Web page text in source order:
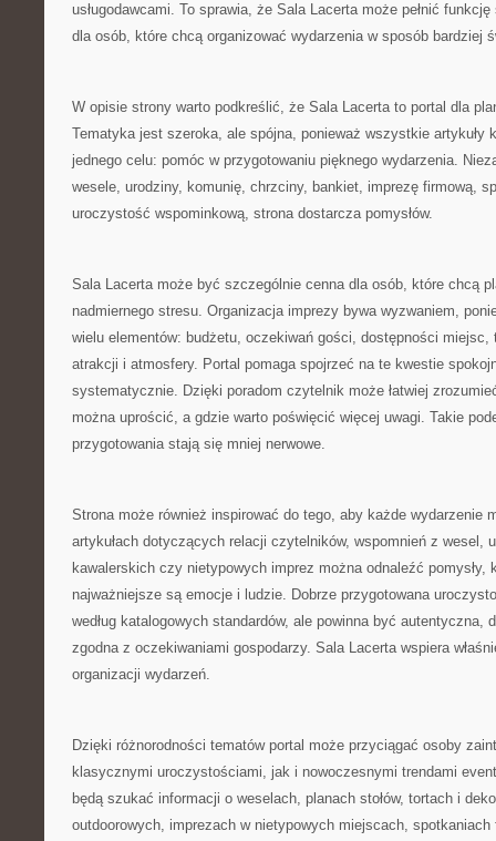
usługodawcami. To sprawia, że Sala Lacerta może pełnić
dla osób, które chcą organizować wydarzenia w sposób bardziej
W opisie strony warto podkreślić, że Sala Lacerta to portal dla
Tematyka jest szeroka, ale spójna, ponieważ wszystkie artykuły
jednego celu: pomóc w przygotowaniu pięknego wydarzenia.
wesele, urodziny, komunię, chrzciny, bankiet, imprezę firmową,
uroczystość wspominkową, strona dostarcza pomysłów.
Sala Lacerta może być szczególnie cenna dla osób, które chcą
nadmiernego stresu. Organizacja imprezy bywa wyzwaniem,
wielu elementów: budżetu, oczekiwań gości, dostępności miejsc,
atrakcji i atmosfery. Portal pomaga spojrzeć na te kwestie
systematycznie. Dzięki poradom czytelnik może łatwiej
można uprościć, a gdzie warto poświęcić więcej uwagi. Takie
przygotowania stają się mniej nerwowe.
Strona może również inspirować do tego, aby każde wydarzenie
artykułach dotyczących relacji czytelników, wspomnień z wesel,
kawalerskich czy nietypowych imprez można odnaleźć pomysły,
najważniejsze są emocje i ludzie. Dobrze przygotowana
według katalogowych standardów, ale powinna być autentyczna,
zgodna z oczekiwaniami gospodarzy. Sala Lacerta wspiera
organizacji wydarzeń.
Dzięki różnorodności tematów portal może przyciągać osoby
klasycznymi uroczystościami, jak i nowoczesnymi trendami
będą szukać informacji o weselach, planach stołów, tortach i
outdoorowych, imprezach w nietypowych miejscach,